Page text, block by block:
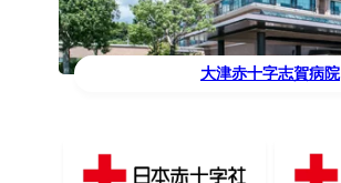
大津赤十字志賀病院